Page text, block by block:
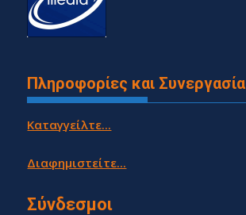
Πληροφορίες και Συνεργασία
Καταγγείλτε...
Διαφημιστείτε...
Σύνδεσμοι